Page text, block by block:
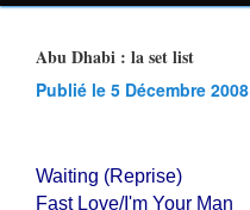
Abu Dhabi : la set list
Publié le 5 Décembre 2008
Waiting (Reprise)
Fast Love/I'm Your Man